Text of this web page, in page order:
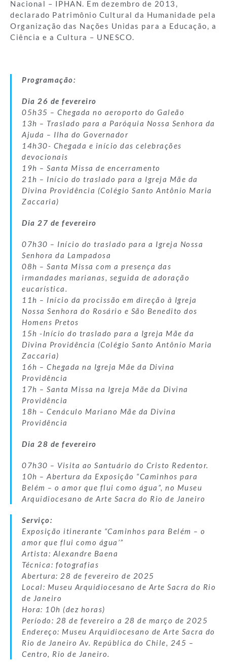
Nacional – IPHAN. Em dezembro de 2013,
declarado Patrimônio Cultural da Humanidade pela
Organização das Nações Unidas para a Educação, a
Ciência e a Cultura – UNESCO.
Programação:
Dia 26 de fevereiro
05h35 – Chegada no aeroporto do Galeão
13h – Traslado para a Paróquia Nossa Senhora da
Ajuda – Ilha do Governador
14h30- Chegada e início das celebrações
devocionais
19h – Santa Missa de encerramento
21h – Início do traslado para a Igreja Mãe da
Divina Providência (Colégio Santo Antônio Maria
Zaccaria)
Dia 27 de fevereiro
07h30 – Início do traslado para a Igreja Nossa
Senhora da Lampadosa
08h – Santa Missa com a presença das
irmandades marianas, seguida de adoração
eucarística.
11h – Início da procissão em direção à Igreja
Nossa Senhora do Rosário e São Benedito dos
Homens Pretos
15h -Início do traslado para a Igreja Mãe da
Divina Providência (Colégio Santo Antônio Maria
Zaccaria)
16h – Chegada na Igreja Mãe da Divina
Providência
17h – Santa Missa na Igreja Mãe da Divina
Providência
18h – Cenáculo Mariano Mãe da Divina
Providência
Dia 28 de fevereiro
07h30 – Visita ao Santuário do Cristo Redentor.
10h – Abertura da Exposição “Caminhos para
Belém – o amor que flui como água”, no Museu
Arquidiocesano de Arte Sacra do Rio de Janeiro
Serviço:
Exposição itinerante “Caminhos para Belém – o
amor que flui como água’”
Artista: Alexandre Baena
Técnica: fotografias
Abertura: 28 de fevereiro de 2025
Local: Museu Arquidiocesano de Arte Sacra do Rio
de Janeiro
Hora: 10h (dez horas)
Período: 28 de fevereiro a 28 de março de 2025
Endereço: Museu Arquidiocesano de Arte Sacra do
Rio de Janeiro Av. República do Chile, 245 –
Centro, Rio de Janeiro.